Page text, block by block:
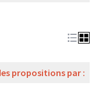
propositions par :